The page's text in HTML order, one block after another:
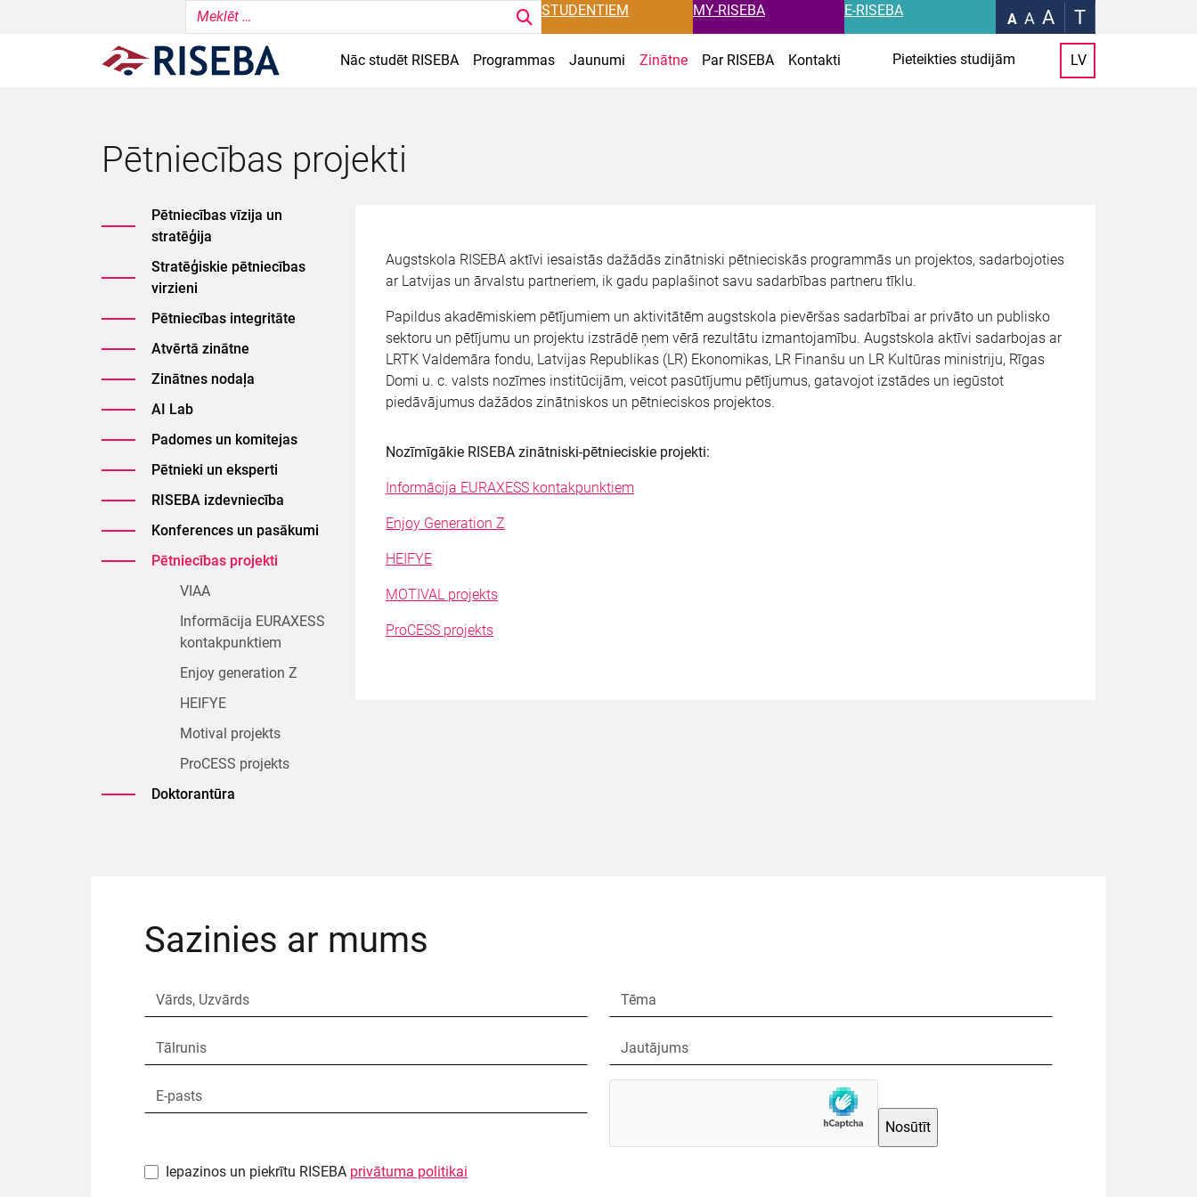
STUDENTIEM MY-RISEBA E-RISEBA A A A T
Nāc studēt RISEBA Programmas Jaunumi Zinātne Par RISEBA Kontakti Pieteikties studijām LV
Pētniecības projekti
Pētniecības vīzija un
stratēģija
Stratēģiskie pētniecības
virzieni
Pētniecības integritāte
Atvērtā zinātne
Zinātnes nodaļa
AI Lab
Padomes un komitejas
Pētnieki un eksperti
RISEBA izdevniecība
Konferences un pasākumi
Pētniecības projekti
VIAA
Informācija EURAXESS
kontakpunktiem
Enjoy generation Z
HEIFYE
Motival projekts
ProCESS projekts
Doktorantūra
Augstskola RISEBA aktīvi iesaistās dažādās zinātniski pētnieciskās programmās un projektos, sadarbojoties
ar Latvijas un ārvalstu partneriem, ik gadu paplašinot savu sadarbības partneru tīklu.
Papildus akadēmiskiem pētījumiem un aktivitātēm augstskola pievēršas sadarbībai ar privāto un publisko
sektoru un pētījumu un projektu izstrādē ņem vērā rezultātu izmantojamību. Augstskola aktīvi sadarbojas ar
LRTK Valdemāra fondu, Latvijas Republikas (LR) Ekonomikas, LR Finanšu un LR Kultūras ministriju, Rīgas
Domi u. c. valsts nozīmes institūcijām, veicot pasūtījumu pētījumus, gatavojot izstādes un iegūstot
piedāvājumus dažādos zinātniskos un pētnieciskos projektos.
Nozīmīgākie RISEBA zinātniski-pētnieciskie projekti:
Informācija EURAXESS kontakpunktiem
Enjoy Generation Z
HEIFYE
MOTIVAL projekts
ProCESS projekts
Sazinies ar mums
Iepazinos un piekrītu RISEBA privātuma politikai